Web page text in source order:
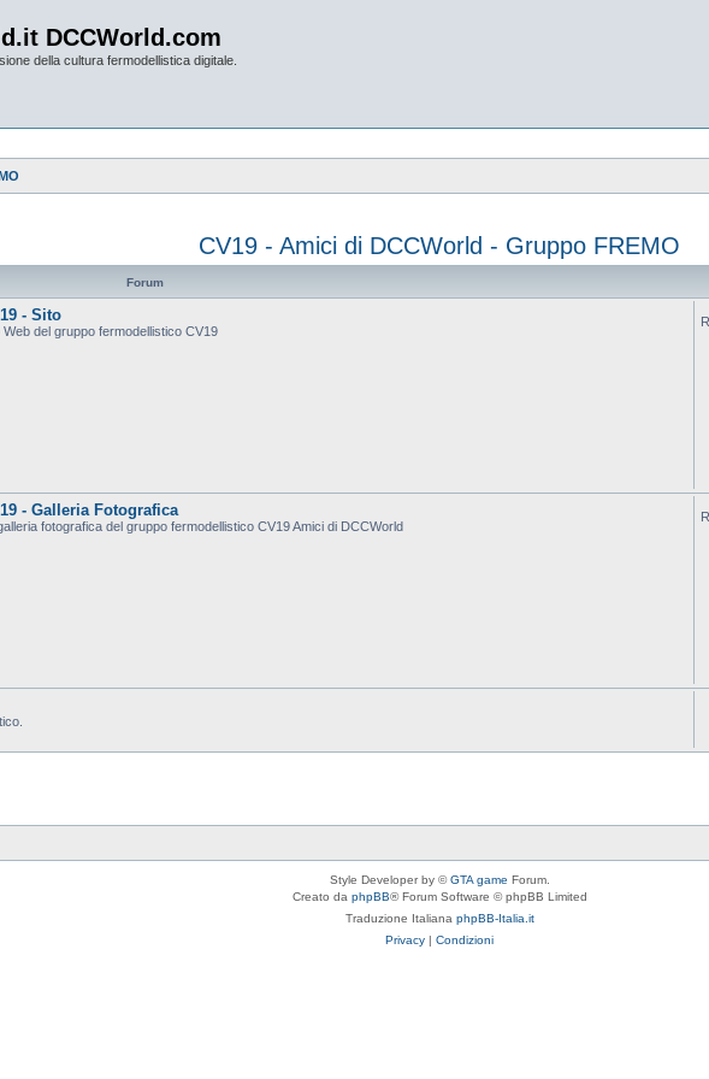
DCCWorld.com
della cultura fermodellistica digitale.
CV19 - Amici di DCCWorld - Gruppo FREMO
Forum
- Sito
Web del gruppo fermodellistico CV19
- Galleria Fotografica
fotografica del gruppo fermodellistico CV19 Amici di DCCWorld
Style Developer by ©GTA game Forum.
Creato da phpBB® Forum Software © phpBB Limited
Traduzione Italiana phpBB-Italia.it
Privacy | Condizioni